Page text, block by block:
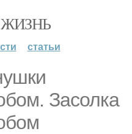
статьи
Засолка